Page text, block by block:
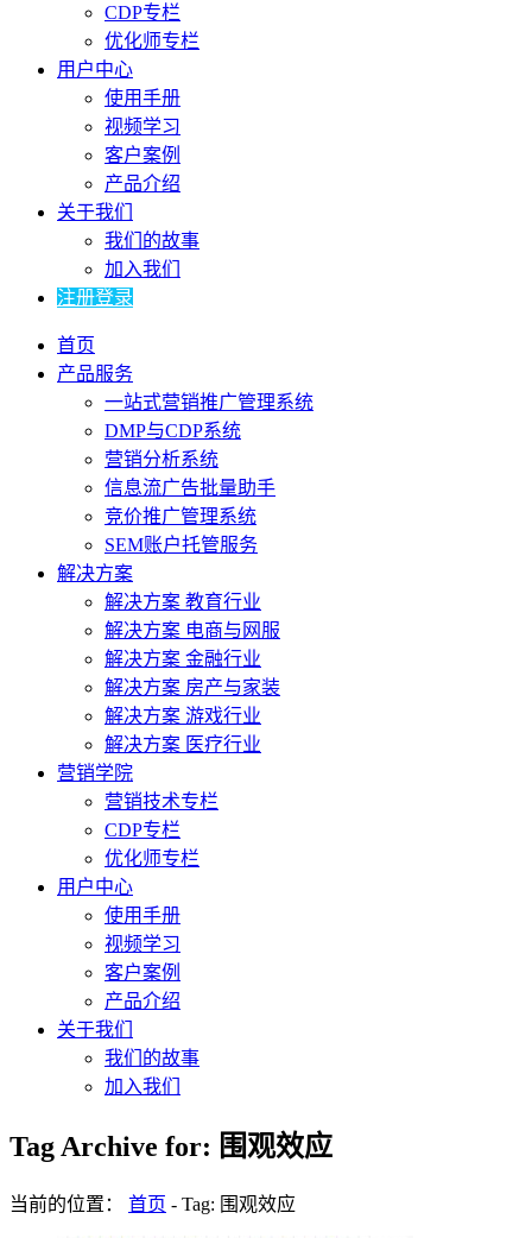
CDP专栏
优化师专栏
用户中心
使用手册
视频学习
客户案例
产品介绍
关于我们
我们的故事
加入我们
注册登录
首页
产品服务
一站式营销推广管理系统
DMP与CDP系统
营销分析系统
信息流广告批量助手
竞价推广管理系统
SEM账户托管服务
解决方案
解决方案 教育行业
解决方案 电商与网服
解决方案 金融行业
解决方案 房产与家装
解决方案 游戏行业
解决方案 医疗行业
营销学院
营销技术专栏
CDP专栏
优化师专栏
用户中心
使用手册
视频学习
客户案例
产品介绍
关于我们
我们的故事
加入我们
Tag Archive for: 围观效应
当前的位置： 首页 - Tag: 围观效应